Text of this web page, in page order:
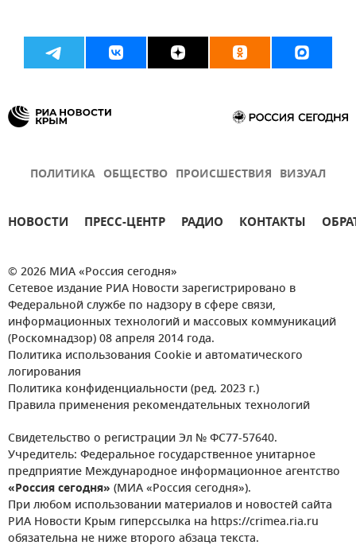
ПОЛИТИКА ОБЩЕСТВО ПРОИСШЕСТВИЯ ВИЗУАЛ
НОВОСТИ ПРЕСС-ЦЕНТР РАДИО КОНТАКТЫ
© 2026 МИА «Россия сегодня»
Сетевое издание РИА Новости зарегистрировано в
Федеральной службе по надзору в сфере связи,
информационных технологий и массовых коммуникаций
(Роскомнадзор) 08 апреля 2014 года.
Политика использования Cookie и автоматического
логирования
Политика конфиденциальности (ред. 2023 г.)
Правила применения рекомендательных технологий
Свидетельство о регистрации Эл № ФС77-57640.
Учредитель: Федеральное государственное унитарное
предприятие Международное информационное агентство
«Россия сегодня» (МИА «Россия сегодня»).
При любом использовании материалов и новостей сайта
РИА Новости Крым гиперссылка на https://crimea.ria.ru
обязательна не ниже второго абзаца текста.